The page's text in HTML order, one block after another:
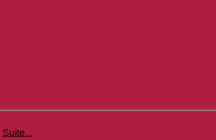
Suite...